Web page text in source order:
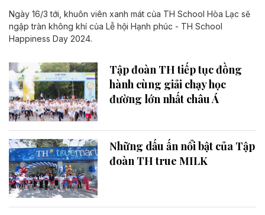
Ngày 16/3 tới, khuôn viên xanh mát của TH School Hòa Lạc sẽ
ngập tràn không khí của Lễ hội Hạnh phúc - TH School
Happiness Day 2024.
Tập đoàn TH tiếp tục đồng
hành cùng giải chạy học
đường lớn nhất châu Á
Những dấu ấn nổi bật của Tập
đoàn TH true MILK